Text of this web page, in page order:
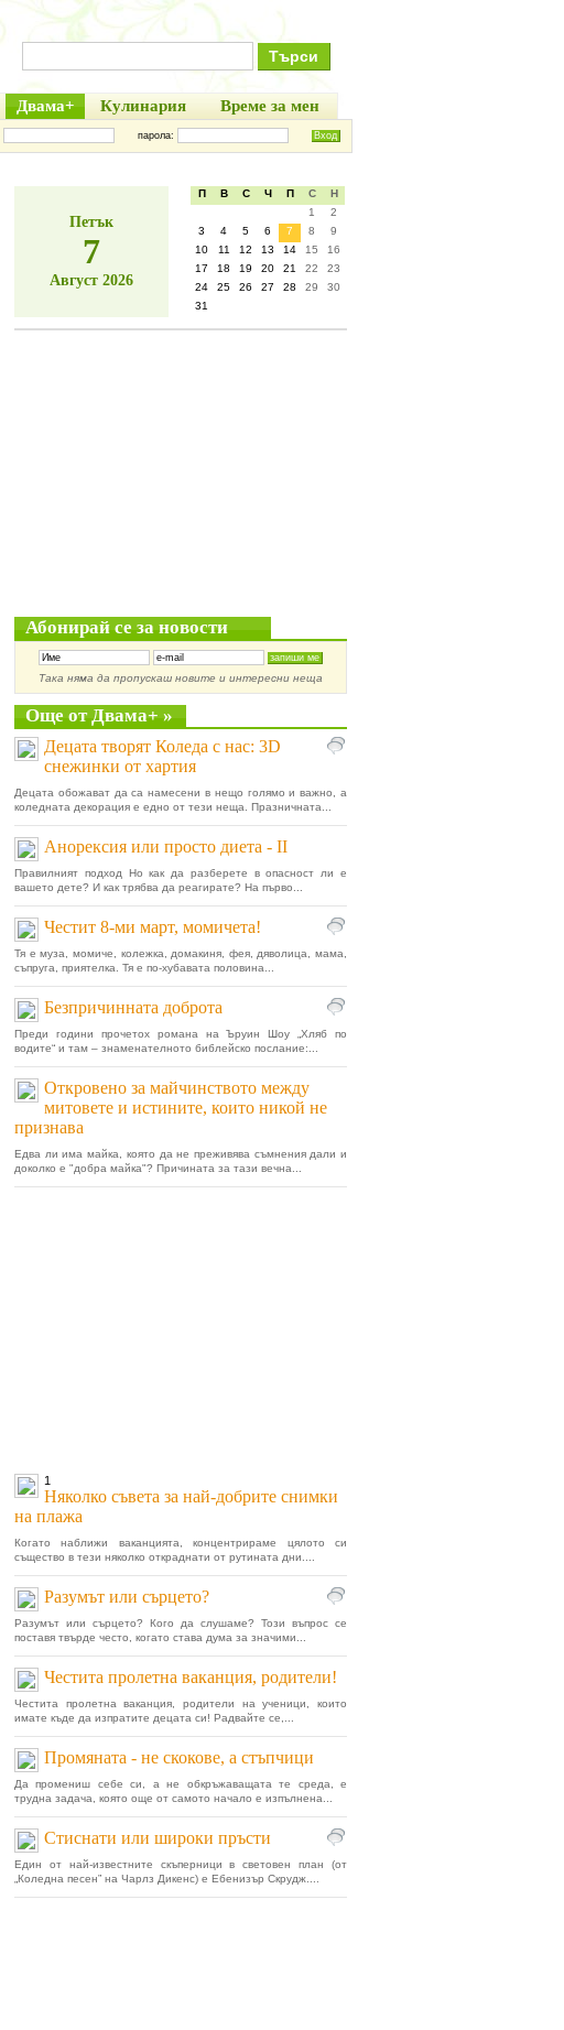
Двама+ Кулинария Време за мен
парола:
Петък
7
Август 2026
П В С Ч П С
Н
1
2
3
4 5 6 7 8
9
10
11 12 13 14 15
16
17
18 19 20 21 22
23
24
25 26 27 28 29
30
31
Абонирай се за новости
Така няма да пропускаш новите и интересни неща
Още от Двама+ »
Децата творят Коледа с нас: 3D
снежинки от хартия
Децата обожават да са намесени в нещо голямо и важно, а
коледната декорация е едно от тези неща. Празничната...
Анорексия или просто диета - II
Правилният подход Но как да разберете в опасност ли е
вашето дете? И как трябва да реагирате? На първо...
Честит 8-ми март, момичета!
Тя е муза, момиче, колежка, домакиня, фея, дяволица, мама,
съпруга, приятелка. Тя е по-хубавата половина...
Безпричинната доброта
Преди години прочетох романа на Ъруин Шоу „Хляб по
водите“ и там – знаменателното библейско послание:...
Откровено за майчинството между
митовете и истините, които никой не
признава
Едва ли има майка, която да не преживява съмнения дали и
доколко е "добра майка"? Причината за тази вечна...
1
Няколко съвета за най-добрите снимки
на плажа
Когато наближи ваканцията, концентрираме цялото си
същество в тези няколко откраднати от рутината дни....
Разумът или сърцето?
Разумът или сърцето? Кого да слушаме? Този въпрос се
поставя твърде често, когато става дума за значими...
Честита пролетна ваканция, родители!
Честита пролетна ваканция, родители на ученици, които
имате къде да изпратите децата си! Радвайте се,...
Промяната - не скокове, а стъпчици
Да промениш себе си, а не обкръжаващата те среда, е
трудна задача, която още от самото начало е изпълнена...
Стиснати или широки пръсти
Един от най-известните скъперници в световен план (от
„Коледна песен” на Чарлз Дикенс) е Ебенизър Скрудж....